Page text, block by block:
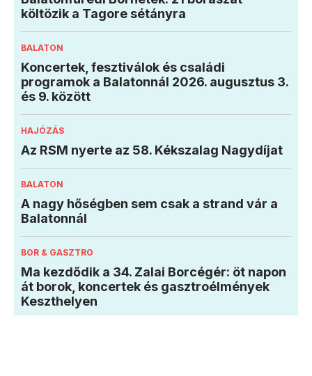
költözik a Tagore sétányra
BALATON
Koncertek, fesztiválok és családi
programok a Balatonnál 2026. augusztus 3.
és 9. között
HAJÓZÁS
Az RSM nyerte az 58. Kékszalag Nagydíjat
BALATON
A nagy hőségben sem csak a strand vár a
Balatonnál
BOR & GASZTRO
Ma kezdődik a 34. Zalai Borcégér: öt napon
át borok, koncertek és gasztroélmények
Keszthelyen